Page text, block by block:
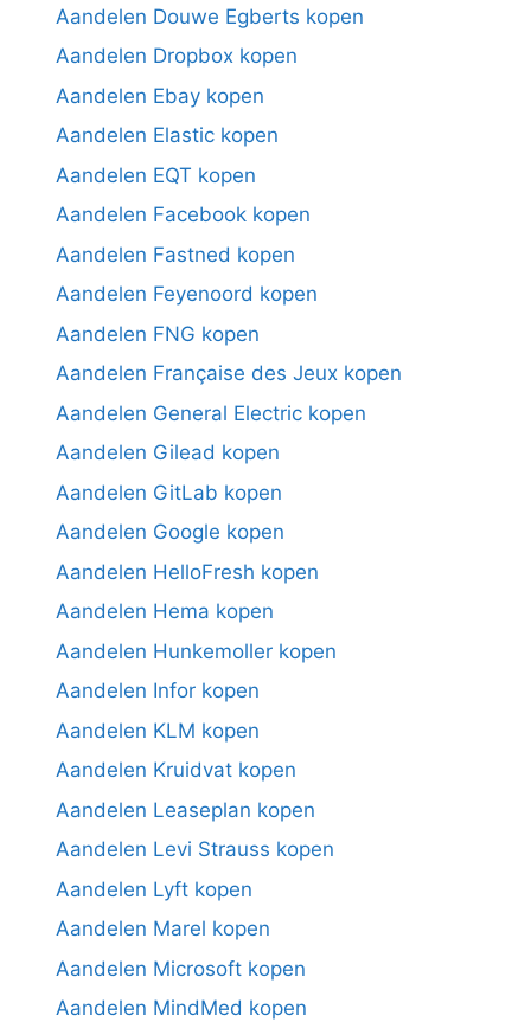
Aandelen Douwe Egberts kopen
Aandelen Dropbox kopen
Aandelen Ebay kopen
Aandelen Elastic kopen
Aandelen EQT kopen
Aandelen Facebook kopen
Aandelen Fastned kopen
Aandelen Feyenoord kopen
Aandelen FNG kopen
Aandelen Française des Jeux kopen
Aandelen General Electric kopen
Aandelen Gilead kopen
Aandelen GitLab kopen
Aandelen Google kopen
Aandelen HelloFresh kopen
Aandelen Hema kopen
Aandelen Hunkemoller kopen
Aandelen Infor kopen
Aandelen KLM kopen
Aandelen Kruidvat kopen
Aandelen Leaseplan kopen
Aandelen Levi Strauss kopen
Aandelen Lyft kopen
Aandelen Marel kopen
Aandelen Microsoft kopen
Aandelen MindMed kopen